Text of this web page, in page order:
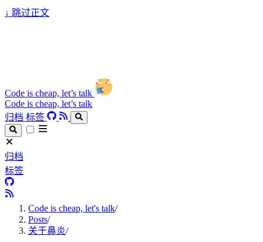
↓ 跳过正文
Code is cheap, let’s talk
Code is cheap, let’s talk
归档 标签
归档
标签
Code is cheap, let's talk/
Posts/
关于鼻炎/